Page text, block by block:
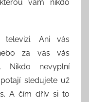
vám nikdo
Ani vás
za vás vás
Nikdo nevyplní
sledujete už
A čím dřív si to